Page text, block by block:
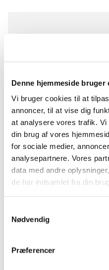
Denne hjemmeside bruger
Vi bruger cookies til at
annoncer, til at vise dig
at analysere vores trafik.
din brug af vores
for sociale medier,
analysepartnere. Vores
data med andre
de har indsamlet fra din
Nødvendig
Præferencer
4340 Tølløse
I juni, juli og august
fredagscafé men i
Konceptet er næsten
hygge og fællessang -
men husk tilmelding til
80 83 så hun har styr